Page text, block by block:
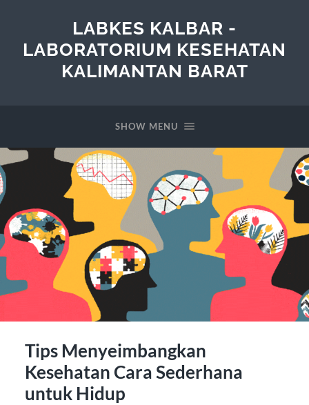
LABKES KALBAR -
LABORATORIUM KESEHATAN
KALIMANTAN BARAT
SHOW MENU
Tips Menyeimbangkan
Kesehatan Cara Sederhana
untuk Hidup